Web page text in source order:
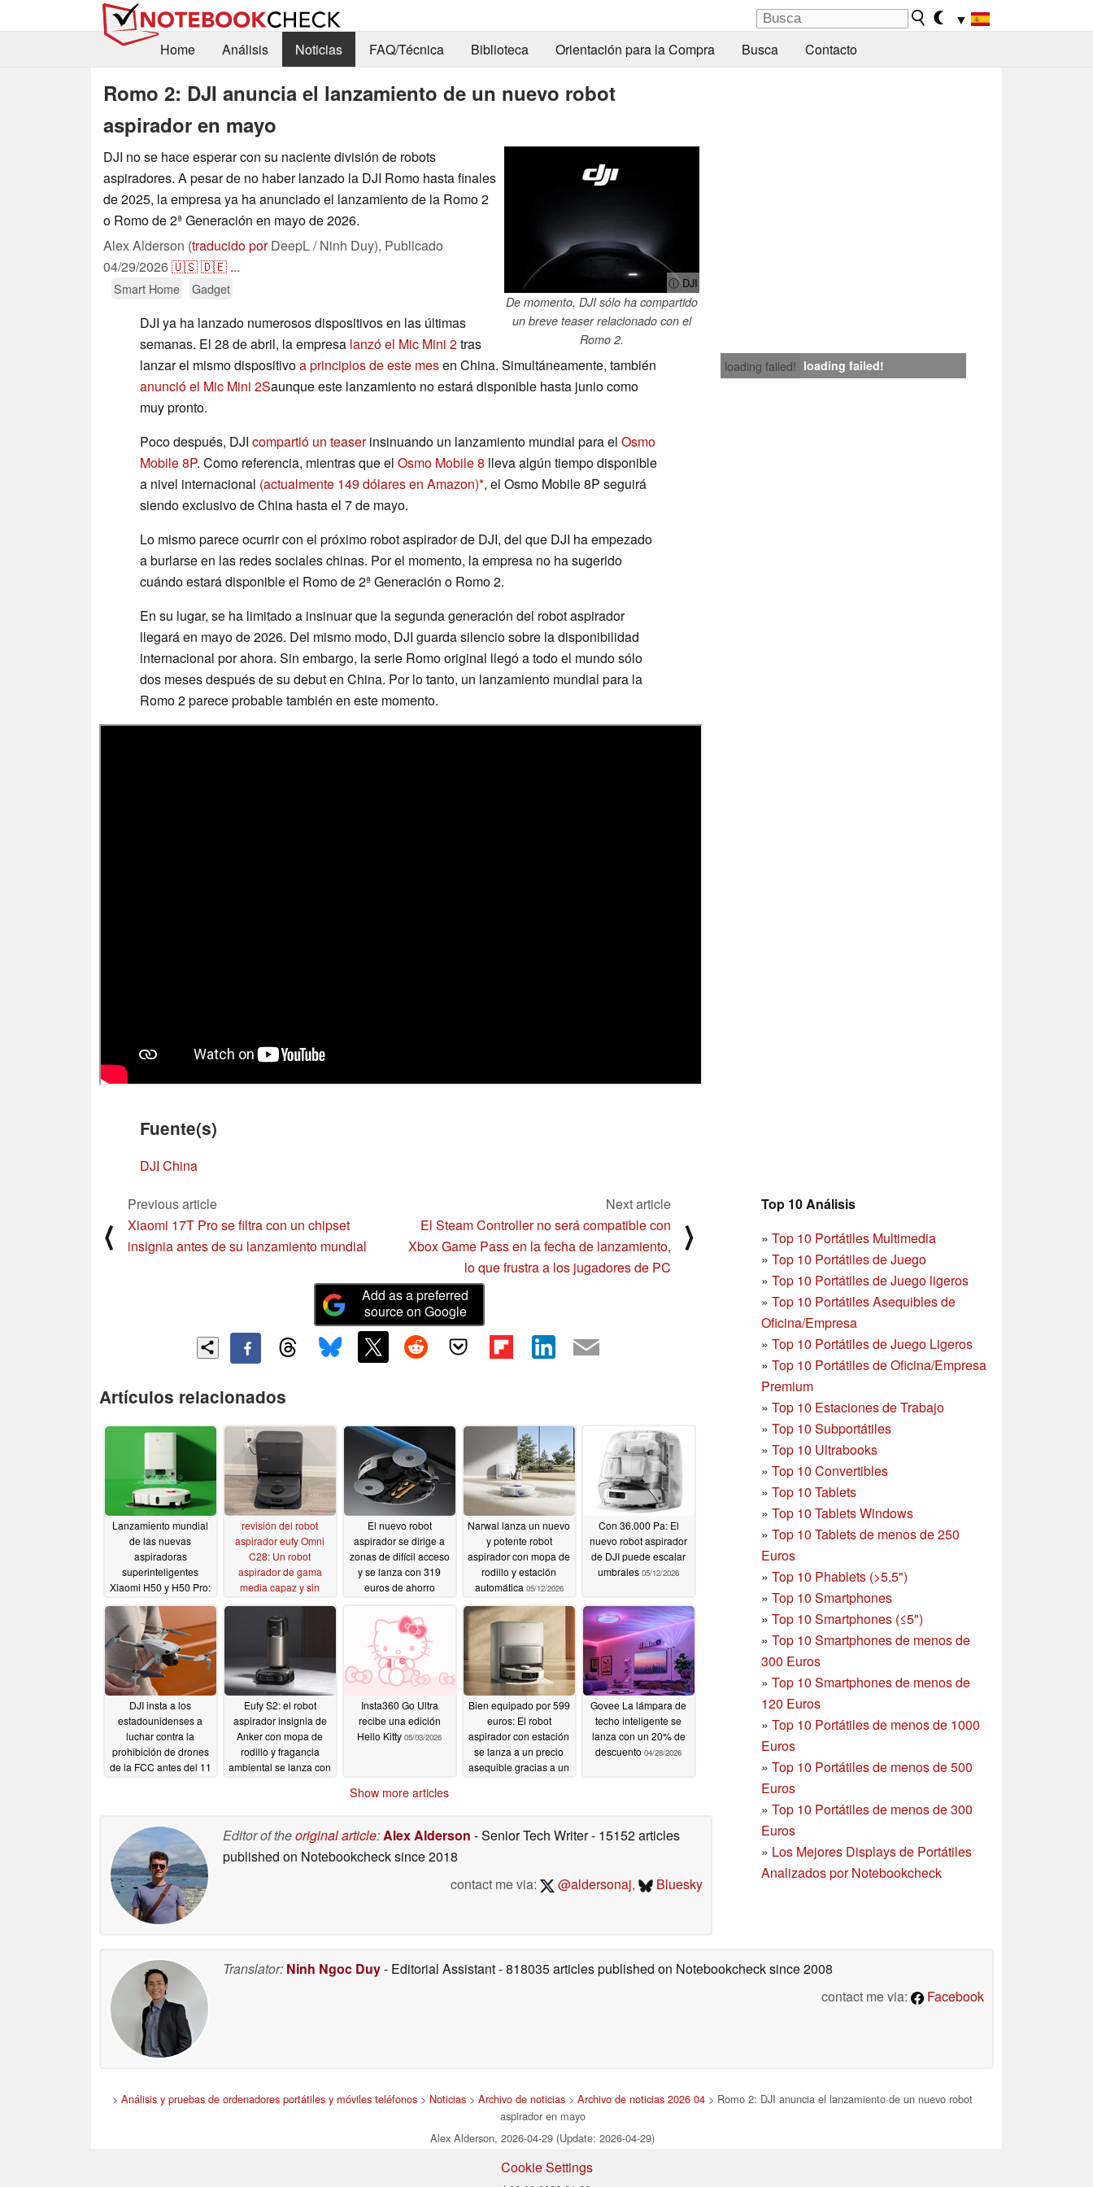
▼
Home
Análisis Noticias FAQ/Técnica Biblioteca Orientación para la Compra Busca Contacto
Romo 2: DJI anuncia el lanzamiento de un nuevo robot
aspirador en mayo
ⓘ DJI
De momento, DJI sólo ha compartido
un breve teaser relacionado con el
Romo 2.
DJI no se hace esperar con su naciente división de robots
aspiradores. A pesar de no haber lanzado la DJI Romo hasta finales
de 2025, la empresa ya ha anunciado el lanzamiento de la Romo 2
o Romo de 2ª Generación en mayo de 2026.
Alex Alderson (traducido porDeepL / Ninh Duy), Publicado
04/29/2026🇺🇸🇩🇪 ...
Smart Home Gadget
loading failed! loading failed!
DJI ya ha lanzado numerosos dispositivos en las últimas
semanas. El 28 de abril, la empresa lanzó el Mic Mini 2tras
lanzar el mismo dispositivoa principios de este mesen China. Simultáneamente, también
anunció el Mic Mini 2Saunque este lanzamiento no estará disponible hasta junio como
muy pronto.
Poco después, DJI compartió un teaserinsinuando un lanzamiento mundial para el Osmo
Mobile 8P. Como referencia, mientras que el Osmo Mobile 8 lleva algún tiempo disponible
a nivel internacional (actualmente 149 dólares en Amazon) , el Osmo Mobile 8P seguirá
siendo exclusivo de China hasta el 7 de mayo.
Lo mismo parece ocurrir con el próximo robot aspirador de DJI, del que DJI ha empezado
a burlarse en las redes sociales chinas. Por el momento, la empresa no ha sugerido
cuándo estará disponible el Romo de 2ª Generación o Romo 2.
En su lugar, se ha limitado a insinuar que la segunda generación del robot aspirador
llegará en mayo de 2026. Del mismo modo, DJI guarda silencio sobre la disponibilidad
internacional por ahora. Sin embargo, la serie Romo original llegó a todo el mundo sólo
dos meses después de su debut en China. Por lo tanto, un lanzamiento mundial para la
Romo 2 parece probable también en este momento.
Fuente(s)
DJI China
Top 10 Análisis
» Top 10 Portátiles Multimedia
» Top 10 Portátiles de Juego
» Top 10 Portátiles de Juego ligeros
» Top 10 Portátiles Asequibles de
Oficina/Empresa
» Top 10 Portátiles de Juego Ligeros
» Top 10 Portátiles de Oficina/Empresa
Premium
» Top 10 Estaciones de Trabajo
» Top 10 Subportátiles
» Top 10 Ultrabooks
» Top 10 Convertibles
» Top 10 Tablets
» Top 10 Tablets Windows
» Top 10 Tablets de menos de 250
Euros
» Top 10 Phablets (>5.5")
» Top 10 Smartphones
» Top 10 Smartphones (≤5")
» Top 10 Smartphones de menos de
300 Euros
» Top 10 Smartphonesde menos de
120 Euros
» Top 10 Portátiles de menos de 1000
Euros
» Top 10 Portátiles de menos de 500
Euros
» Top 10 Portátiles de menos de 300
Euros
» Los Mejores Displays de Portátiles
Analizados por Notebookcheck
⟨
Previous article
Xiaomi 17T Pro se filtra con un chipset
insignia antes de su lanzamiento mundial
Next article
El Steam Controller no será compatible con
Xbox Game Pass en la fecha de lanzamiento,
lo que frustra a los jugadores de PC
⟩
Add as a preferred
source on Google
Artículos relacionados
Lanzamiento mundial
de las nuevas
aspiradoras
superinteligentes
Xiaomi H50 y H50 Pro:
secado con aire
caliente05/29/2026
revisión del robot
aspirador eufy Omni
C28: Un robot
aspirador de gama
media capaz y sin
05/21/2026
El nuevo robot
aspirador se dirige a
zonas de difícil acceso
y se lanza con 319
euros de ahorro
Narwal lanza un nuevo
y potente robot
aspirador con mopa de
rodillo y estación
automática 05/12/2026
Con 36.000 Pa: El
nuevo robot aspirador
de DJI puede escalar
umbrales 05/12/2026
DJI insta a los
estadounidenses a
luchar contra la
prohibición de drones
de la FCC antes del 11
críticas en "peligrosa
desventaja"
05/09/2026
Eufy S2: el robot
aspirador insignia de
Anker con mopa de
rodillo y fragancia
ambiental se lanza con
Insta360 Go Ultra
recibe una edición
Hello Kitty 05/03/2026
Bien equipado por 599
euros: El robot
aspirador con estación
se lanza a un precio
asequible gracias a un
Govee La lámpara de
techo inteligente se
lanza con un 20% de
descuento 04/28/2026
Show more articles
Editor of theoriginal article:Alex Alderson - Senior Tech Writer- 15152 articles
published on Notebookchecksince 2018
contact me via:
@aldersonaj, Bluesky
Translator: Ninh Ngoc Duy- Editorial Assistant- 818035 articles published on Notebookchecksince 2008
contact me via:
Facebook
> Análisis y pruebas de ordenadores portátiles y móviles teléfonos > Noticias > Archivo de noticias > Archivo de noticias 2026 04 > Romo 2: DJI anuncia el lanzamiento de un nuevo robot
aspirador en mayo
Alex Alderson, 2026-04-29 (Update: 2026-04-29)
Cookie Settings